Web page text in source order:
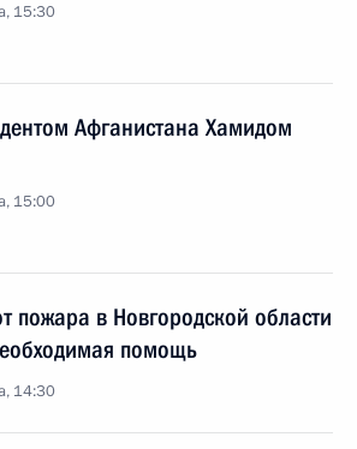
15:30
Афганистана Хамидом
15:00
пожара в Новгородской области
помощь
14:30